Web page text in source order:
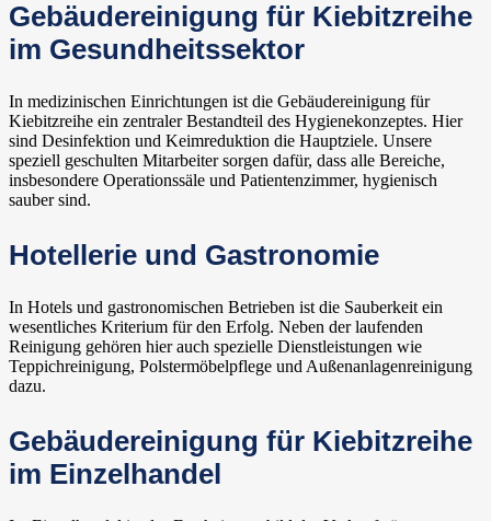
Gebäudereinigung für Kiebitzreihe
im Gesundheitssektor
In medizinischen Einrichtungen ist die Gebäudereinigung für
Kiebitzreihe ein zentraler Bestandteil des Hygienekonzeptes. Hier
sind Desinfektion und Keimreduktion die Hauptziele. Unsere
speziell geschulten Mitarbeiter sorgen dafür, dass alle Bereiche,
insbesondere Operationssäle und Patientenzimmer, hygienisch
sauber sind.
Hotellerie und Gastronomie
In Hotels und gastronomischen Betrieben ist die Sauberkeit ein
wesentliches Kriterium für den Erfolg. Neben der laufenden
Reinigung gehören hier auch spezielle Dienstleistungen wie
Teppichreinigung, Polstermöbelpflege und Außenanlagenreinigung
dazu.
Gebäudereinigung für Kiebitzreihe
im Einzelhandel